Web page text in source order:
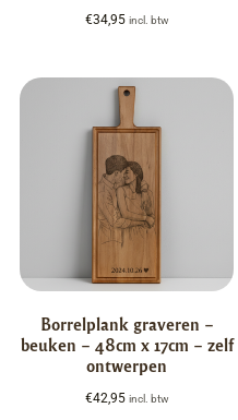
€34,95 incl. btw
Borrelplank graveren –
beuken – 48cm x 17cm – zelf
ontwerpen
€42,95 incl. btw